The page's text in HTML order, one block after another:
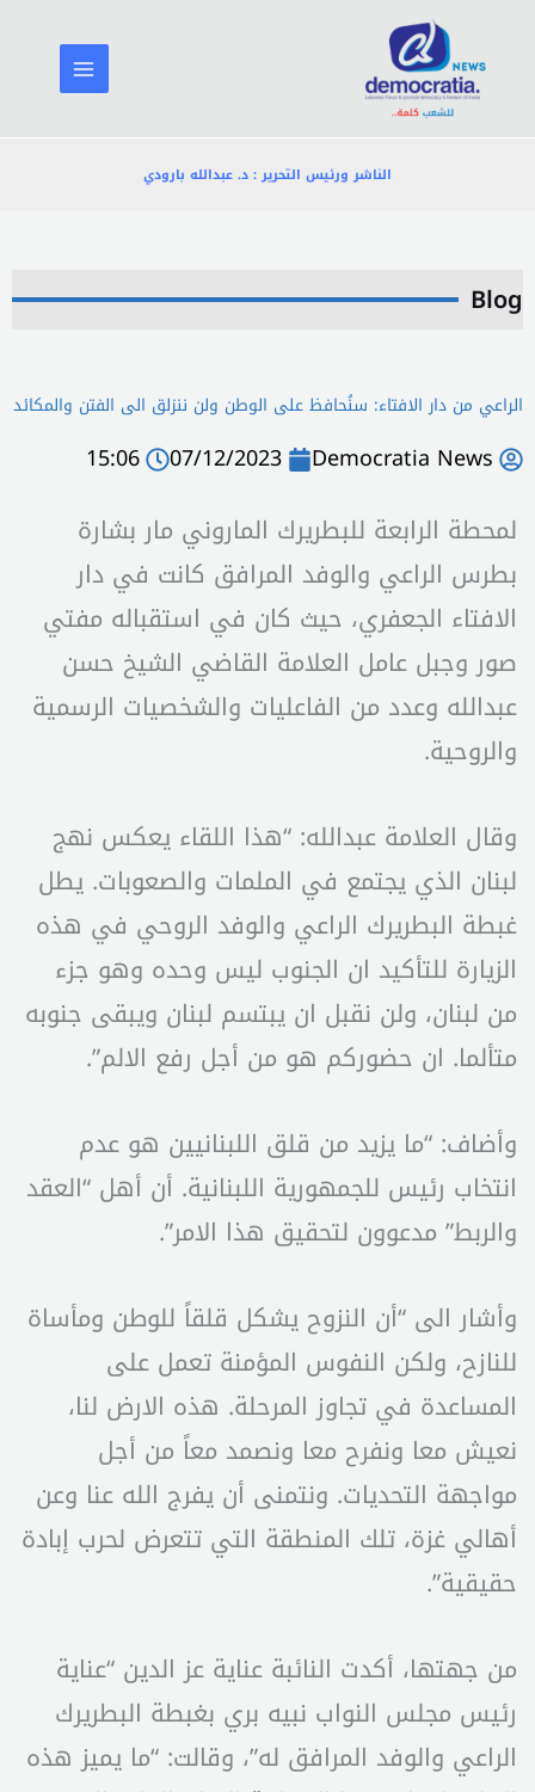
المحتوى
الناشر ورئيس التحرير : د. عبدالله بارودي
Blog
الراعي من دار الافتاء: سنُحافظ على الوطن ولن ننزلق الى الفتن والمكائد
Democratia News
07/12/2023
15:06
لمحطة الرابعة للبطريرك الماروني مار بشارة
بطرس الراعي والوفد المرافق كانت في دار
الافتاء الجعفري، حيث كان في استقباله مفتي
صور وجبل عامل العلامة القاضي الشيخ حسن
عبدالله وعدد من الفاعليات والشخصيات الرسمية
والروحية.
وقال العلامة عبدالله: “هذا اللقاء يعكس نهج
لبنان الذي يجتمع في الملمات والصعوبات. يطل
غبطة البطريرك الراعي والوفد الروحي في هذه
الزيارة للتأكيد ان الجنوب ليس وحده وهو جزء
من لبنان، ولن نقبل ان يبتسم لبنان ويبقى جنوبه
متألما. ان حضوركم هو من أجل رفع الالم”.
وأضاف: “ما يزيد من قلق اللبنانيين هو عدم
انتخاب رئيس للجمهورية اللبنانية. أن أهل “العقد
والربط” مدعوون لتحقيق هذا الامر”.
وأشار الى “أن النزوح يشكل قلقاً للوطن ومأساة
للنازح، ولكن النفوس المؤمنة تعمل على
المساعدة في تجاوز المرحلة. هذه الارض لنا،
نعيش معا ونفرح معا ونصمد معاً من أجل
مواجهة التحديات. ونتمنى أن يفرج الله عنا وعن
أهالي غزة، تلك المنطقة التي تتعرض لحرب إبادة
حقيقية”.
من جهتها، أكدت النائبة عناية عز الدين “عناية
رئيس مجلس النواب نبيه بري بغبطة البطريرك
الراعي والوفد المرافق له”، وقالت: “ما يميز هذه